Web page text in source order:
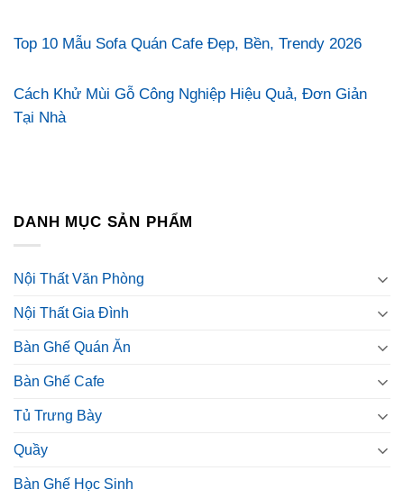
Top 10 Mẫu Sofa Quán Cafe Đẹp, Bền, Trendy 2026
Cách Khử Mùi Gỗ Công Nghiệp Hiệu Quả, Đơn Giản
Tại Nhà
DANH MỤC SẢN PHẨM
Nội Thất Văn Phòng
Nội Thất Gia Đình
Bàn Ghế Quán Ăn
Bàn Ghế Cafe
Tủ Trưng Bày
Quầy
Bàn Ghế Học Sinh